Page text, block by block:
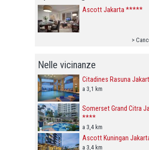
Ascott Jakarta *****
>
Nelle vicinanze
Citadines Rasuna
a 3,1 km
Somerset Grand Citra
****
a 3,4 km
Ascott Kuningan
a 3,4 km